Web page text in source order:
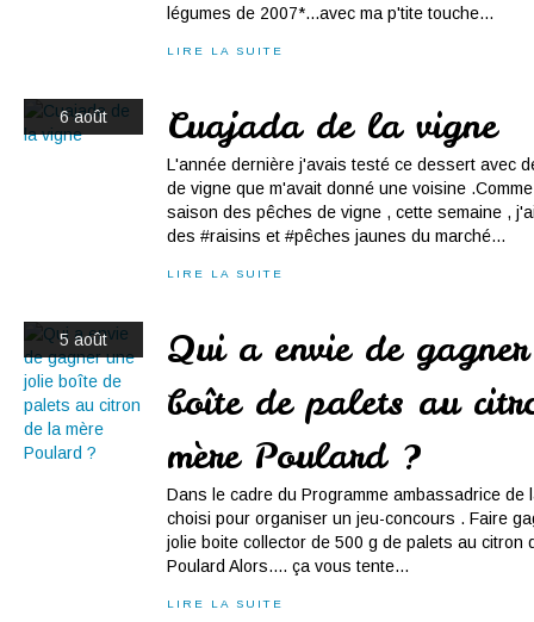
légumes de 2007*...avec ma p'tite touche...
LIRE LA SUITE
6 août Cuajada de la vigne
L'année dernière j'avais testé ce dessert avec
de vigne que m'avait donné une voisine
saison des pêches de vigne , cette semaine ,
des #raisins et #pêches jaunes du marché...
LIRE LA SUITE
5 août
Qui a envie de
boîte de palets au
mère Poulard ?
Dans le cadre du Programme ambassadrice de
choisi pour organiser un jeu-concours . Faire
jolie boite collector de 500 g de palets au citron
Poulard Alors.... ça vous tente...
LIRE LA SUITE